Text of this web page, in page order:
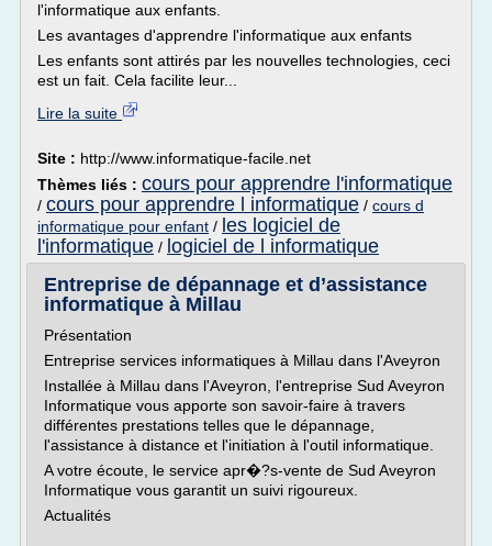
l'informatique aux enfants.
Les avantages d'apprendre l'informatique aux enfants
Les enfants sont attirés par les nouvelles technologies, ceci
est un fait. Cela facilite leur...
Lire la suite
Site : http://www.informatique-facile.net
Thèmes liés : cours pour apprendre l'informatique
/ cours pour apprendre l informatique / cours d
informatique pour enfant / les logiciel de
l'informatique / logiciel de l informatique
Entreprise de dépannage et d’assistance
informatique à Millau
Présentation
Entreprise services informatiques à Millau dans l'Aveyron
Installée à Millau dans l'Aveyron, l'entreprise Sud Aveyron
Informatique vous apporte son savoir-faire à travers
différentes prestations telles que le dépannage,
l'assistance à distance et l'initiation à l'outil informatique.
A votre écoute, le service apr�?s-vente de Sud Aveyron
Informatique vous garantit un suivi rigoureux.
Actualités